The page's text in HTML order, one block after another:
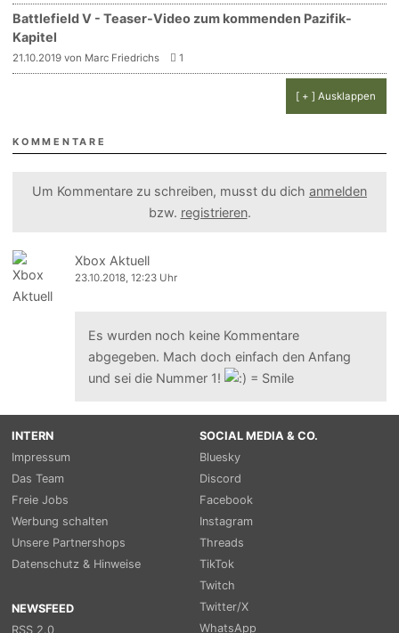
Battlefield V - Teaser-Video zum kommenden Pazifik-
Kapitel
21.10.2019 von Marc Friedrichs 1
[ + ] Ausklappen
KOMMENTARE
Um Kommentare zu schreiben, musst du dich anmelden
bzw. registrieren.
Xbox Aktuell
23.10.2018, 12:23 Uhr
Es wurden noch keine Kommentare
abgegeben. Mach doch einfach den Anfang
und sei die Nummer 1!
INTERN
Impressum
Das Team
Freie Jobs
Werbung schalten
Unsere Partnershops
Datenschutz & Hinweise
NEWSFEED
RSS 2.0
SOCIAL MEDIA & CO.
Bluesky
Discord
Facebook
Instagram
Threads
TikTok
Twitch
Twitter/X
WhatsApp